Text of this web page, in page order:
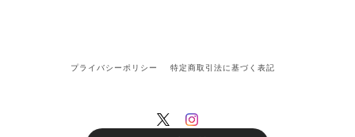
プライバシーポリシー 特定商取引法に基づく表記